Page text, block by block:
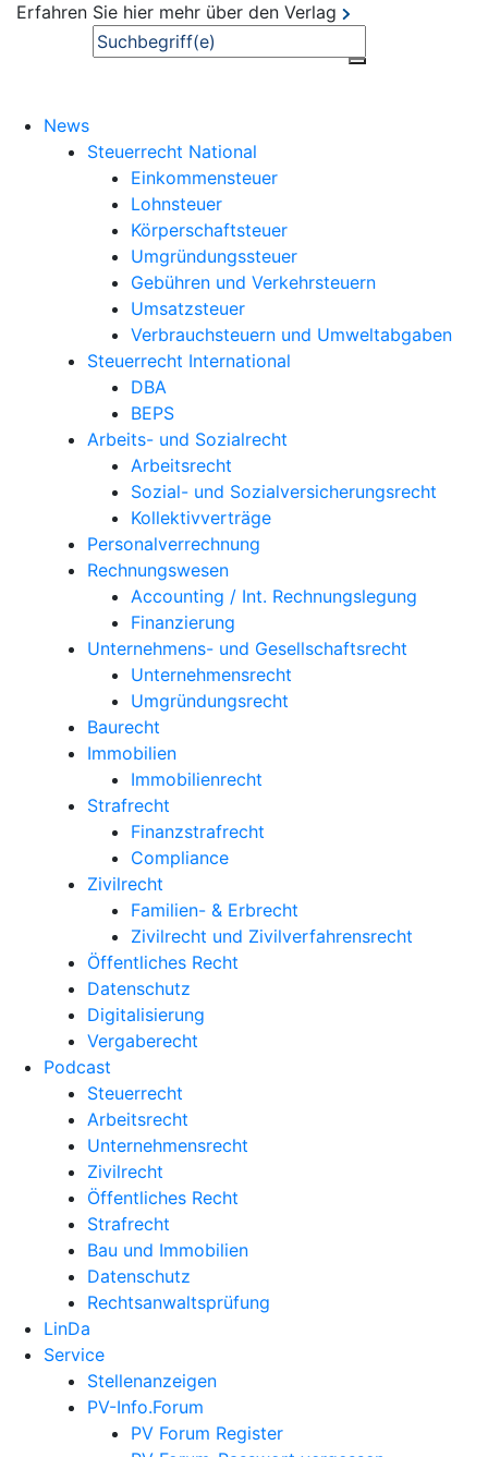
Erfahren Sie hier mehr über den Verlag
Suche
News
Steuerrecht National
Einkommensteuer
Lohnsteuer
Körperschaftsteuer
Umgründungssteuer
Gebühren und Verkehrsteuern
Umsatzsteuer
Verbrauchsteuern und Umweltabgaben
Steuerrecht International
DBA
BEPS
Arbeits- und Sozialrecht
Arbeitsrecht
Sozial- und Sozialversicherungsrecht
Kollektivverträge
Personalverrechnung
Rechnungswesen
Accounting / Int. Rechnungslegung
Finanzierung
Unternehmens- und Gesellschaftsrecht
Unternehmensrecht
Umgründungsrecht
Baurecht
Immobilien
Immobilienrecht
Strafrecht
Finanzstrafrecht
Compliance
Zivilrecht
Familien- & Erbrecht
Zivilrecht und Zivilverfahrensrecht
Öffentliches Recht
Datenschutz
Digitalisierung
Vergaberecht
Podcast
Steuerrecht
Arbeitsrecht
Unternehmens­recht
Zivilrecht
Öffentliches Recht
Strafrecht
Bau und Immobilien
Datenschutz
Rechtsanwalts­prüfung
LinDa
Service
Stellenanzeigen
PV-Info.Forum
PV Forum Register